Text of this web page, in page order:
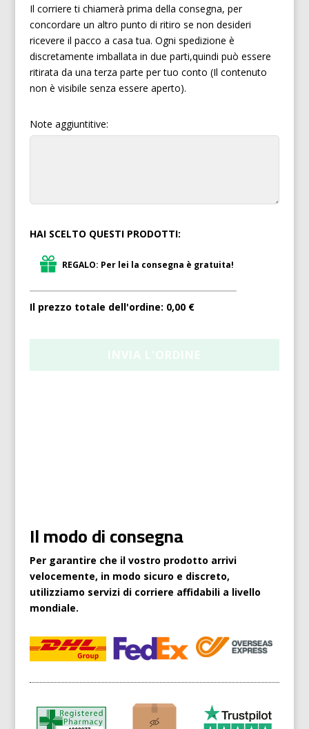
Il corriere ti chiamerà prima della consegna, per
concordare un altro punto di ritiro se non desideri
ricevere il pacco a casa tua. Ogni spedizione è
discretamente imballata in due parti,quindi può essere
ritirata da una terza parte per tuo conto (Il contenuto
non è visibile senza essere aperto).
Note aggiuntitive:
HAI SCELTO QUESTI PRODOTTI:
REGALO: Per lei la consegna è gratuita!
Il prezzo totale dell'ordine: 0,00 €
Il modo di consegna
Per garantire che il vostro prodotto arrivi
velocemente, in modo sicuro e discreto,
utilizziamo servizi di corriere affidabili a livello
mondiale.